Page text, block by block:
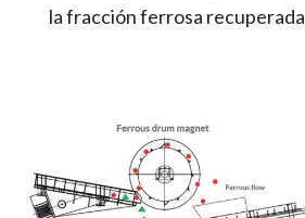
la fracción ferrosa